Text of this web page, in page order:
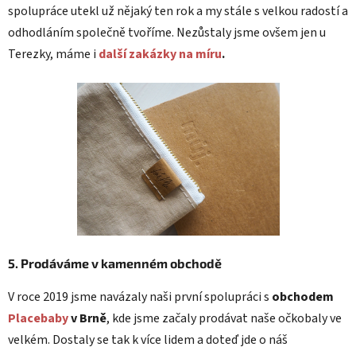
spolupráce utekl už nějaký ten rok a my stále s velkou radostí a
odhodláním společně tvoříme. Nezůstaly jsme ovšem jen u
Terezky, máme i další zakázky na míru.
5. Prodáváme v kamenném obchodě
V roce 2019 jsme navázaly naši první spolupráci s obchodem
Placebabyv Brně, kde jsme začaly prodávat naše očkobaly ve
velkém. Dostaly se tak k více lidem a doteď jde o náš